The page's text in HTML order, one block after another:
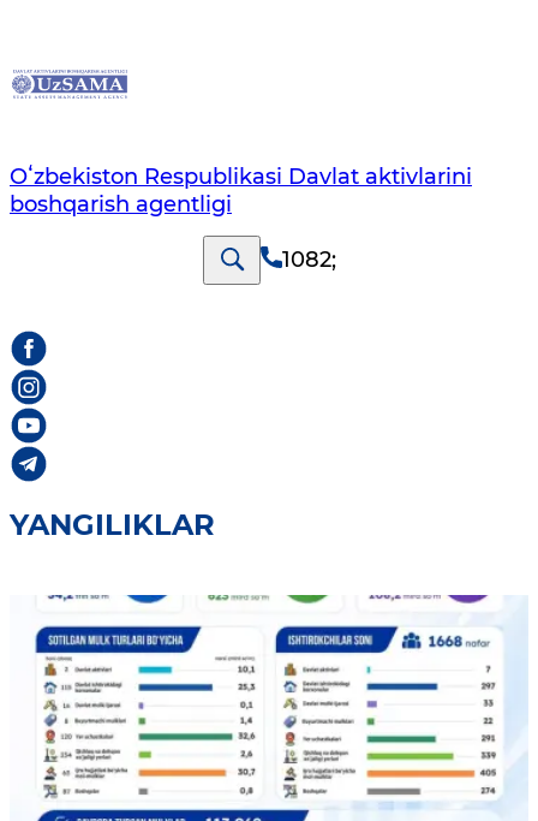
Oʻzbekiston Respublikasi Davlat aktivlarini
boshqarish agentligi
1082;
YANGILIKLAR